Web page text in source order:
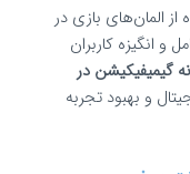
از المان‌های بازی در
انگیزه کاربران
گیمیفیکیشن در
و بهبود تجربه